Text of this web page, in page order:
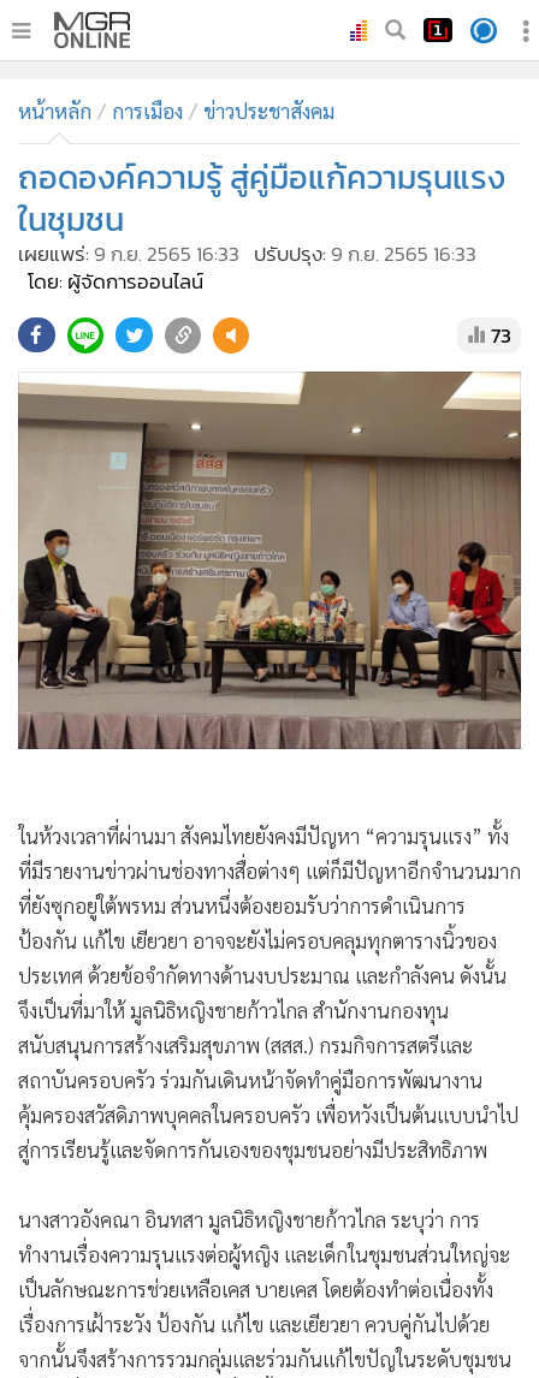
ทันเหตุการณ์
• ภาคใต้
•
Online Section
บันเทิง
• ผู้จัดการรายวัน
• คอลัมนิสต์
• ละคร
• CbizReview
Cyber BIZ
Good health & Well-being
•
Green Innovation & SD
• Management & HR
• MGR Live
• Infographic
• การเมือง
• ต่างประเทศ
• Special Scoop
• เศรษฐกิจ-ธุรกิจ
• จีน
• ชุมชน-คุณภาพชีวิต
• อาชญากรรม
• Motoring
•
•
วิทยาศาสตร์
•
• หุ้น
• อินโดจีน
• กองทุนรวม
• Celeb Online
• Factcheck
หน้าหลัก การเมือง ข่าวประชาสังคม
ถอดองค์ความรู้ สู่คู่มือแก้ความรุนแรง
ในชุมชน
เผยแพร่: 9 ก.ย. 2565 16:33 ปรับปรุง: 9 ก.ย. 2565 16:33
โดย: ผู้จัดการออนไลน์
73
ในห้วงเวลาที่ผ่านมา สังคมไทยยังคงมีปัญหา “ความรุนแรง” ทั้ง
ที่มีรายงานข่าวผ่านช่องทางสื่อต่างๆ แต่ก็มีปัญหาอีกจำนวนมาก
ที่ยังซุกอยู่ใต้พรหม ส่วนหนึ่งต้องยอมรับว่าการดำเนินการ
ป้องกัน แก้ไข เยียวยา อาจจะยังไม่ครอบคลุมทุกตารางนิ้วของ
ประเทศ ด้วยข้อจำกัดทางด้านงบประมาณ และกำลังคน ดังนั้น
จึงเป็นที่มาให้ มูลนิธิหญิงชายก้าวไกล สำนักงานกองทุน
สนับสนุนการสร้างเสริมสุขภาพ (สสส.) กรมกิจการสตรีและ
สถาบันครอบครัว ร่วมกันเดินหน้าจัดทำคู่มือการพัฒนางาน
คุ้มครองสวัสดิภาพบุคคลในครอบครัว เพื่อหวังเป็นต้นแบบนำไป
สู่การเรียนรู้และจัดการกันเองของชุมชนอย่างมีประสิทธิภาพ
นางสาวอังคณา อินทสา มูลนิธิหญิงชายก้าวไกล ระบุว่า การ
ทำงานเรื่องความรุนแรงต่อผู้หญิง และเด็กในชุมชนส่วนใหญ่จะ
เป็นลักษณะการช่วยเหลือเคส บายเคส โดยต้องทำต่อเนื่องทั้ง
เรื่องการเฝ้าระวัง ป้องกัน แก้ไข และเยียวยา ควบคู่กันไปด้วย
จากนั้นจึงสร้างการรวมกลุ่มและร่วมกันแก้ไขปัญในระดับชุมชน